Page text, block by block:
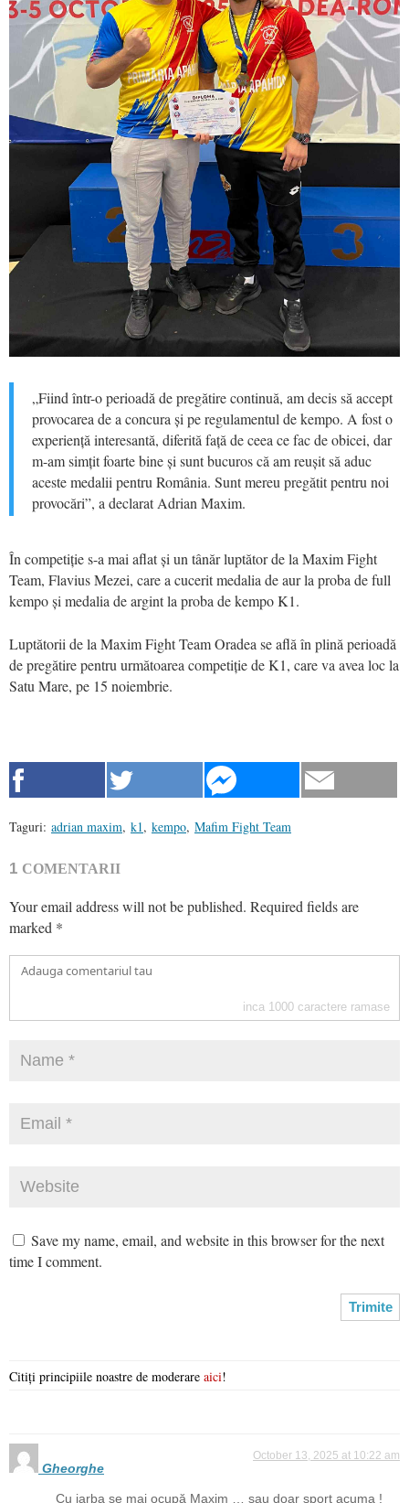
„Fiind într-o perioadă de pregătire continuă, am decis să accept
provocarea de a concura și pe regulamentul de kempo. A fost o
experiență interesantă, diferită față de ceea ce fac de obicei, dar
m-am simțit foarte bine și sunt bucuros că am reușit să aduc
aceste medalii pentru România. Sunt mereu pregătit pentru noi
provocări”, a declarat Adrian Maxim.
În competiție s-a mai aflat și un tânăr luptător de la Maxim Fight
Team, Flavius Mezei, care a cucerit medalia de aur la proba de full
kempo și medalia de argint la proba de kempo K1.
Luptătorii de la Maxim Fight Team Oradea se află în plină perioadă
de pregătire pentru următoarea competiție de K1, care va avea loc la
Satu Mare, pe 15 noiembrie.
Taguri: adrian maxim, k1, kempo, Mafim Fight Team
1 COMENTARII
Your email address will not be published. Required fields are
marked *
inca 1000 caractere ramase
Save my name, email, and website in this browser for the next
time I comment.
Citiți principiile noastre de moderare aici!
Gheorghe
October 13, 2025 at 10:22 am
Cu iarba se mai ocupă Maxim … sau doar sport acuma !